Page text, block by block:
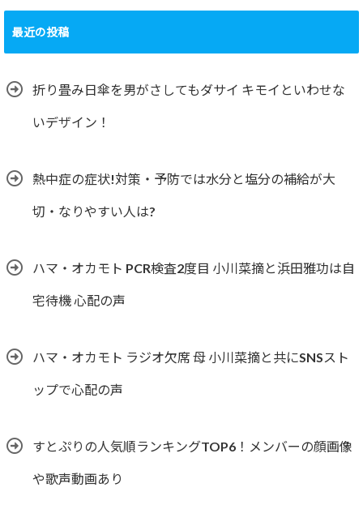
最近の投稿
折り畳み日傘を男がさしてもダサイ キモイといわせな
いデザイン！
熱中症の症状!対策・予防では水分と塩分の補給が大
切・なりやすい人は?
ハマ・オカモト PCR検査2度目 小川菜摘と浜田雅功は自
宅待機 心配の声
ハマ・オカモト ラジオ欠席 母 小川菜摘と共にSNSスト
ップで心配の声
すとぷりの人気順ランキングTOP6！メンバーの顔画像
や歌声動画あり